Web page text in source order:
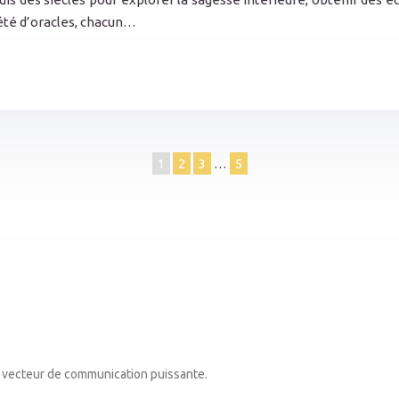
d’oracles, chacun…
1 2 3 … 5
de communication puissante.